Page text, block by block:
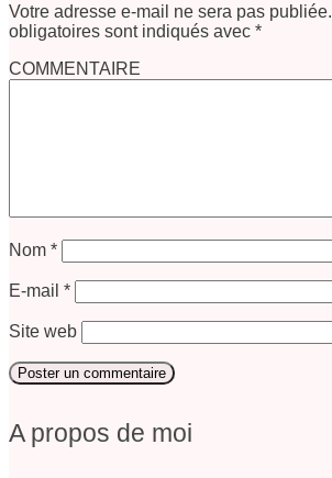
Votre adresse e-mail ne sera pas publiée.
obligatoires sont indiqués avec *
COMMENTAIRE
Nom *
E-mail *
Site web
A propos de moi